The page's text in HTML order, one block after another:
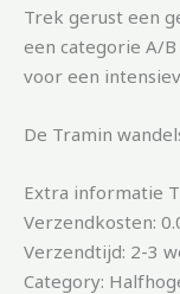
Trek gerust een
een categorie A/
voor een
De Tramin
Extra informatie
Verzendkosten:
Verzendtijd: 2-3
Category: